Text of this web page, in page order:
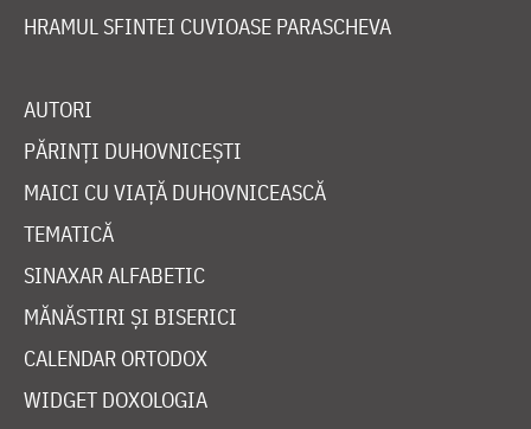
HRAMUL SFINTEI CUVIOASE PARASCHEVA
AUTORI
PĂRINȚI DUHOVNICEȘTI
MAICI CU VIAȚĂ DUHOVNICEASCĂ
TEMATICĂ
SINAXAR ALFABETIC
MĂNĂSTIRI ȘI BISERICI
CALENDAR ORTODOX
WIDGET DOXOLOGIA